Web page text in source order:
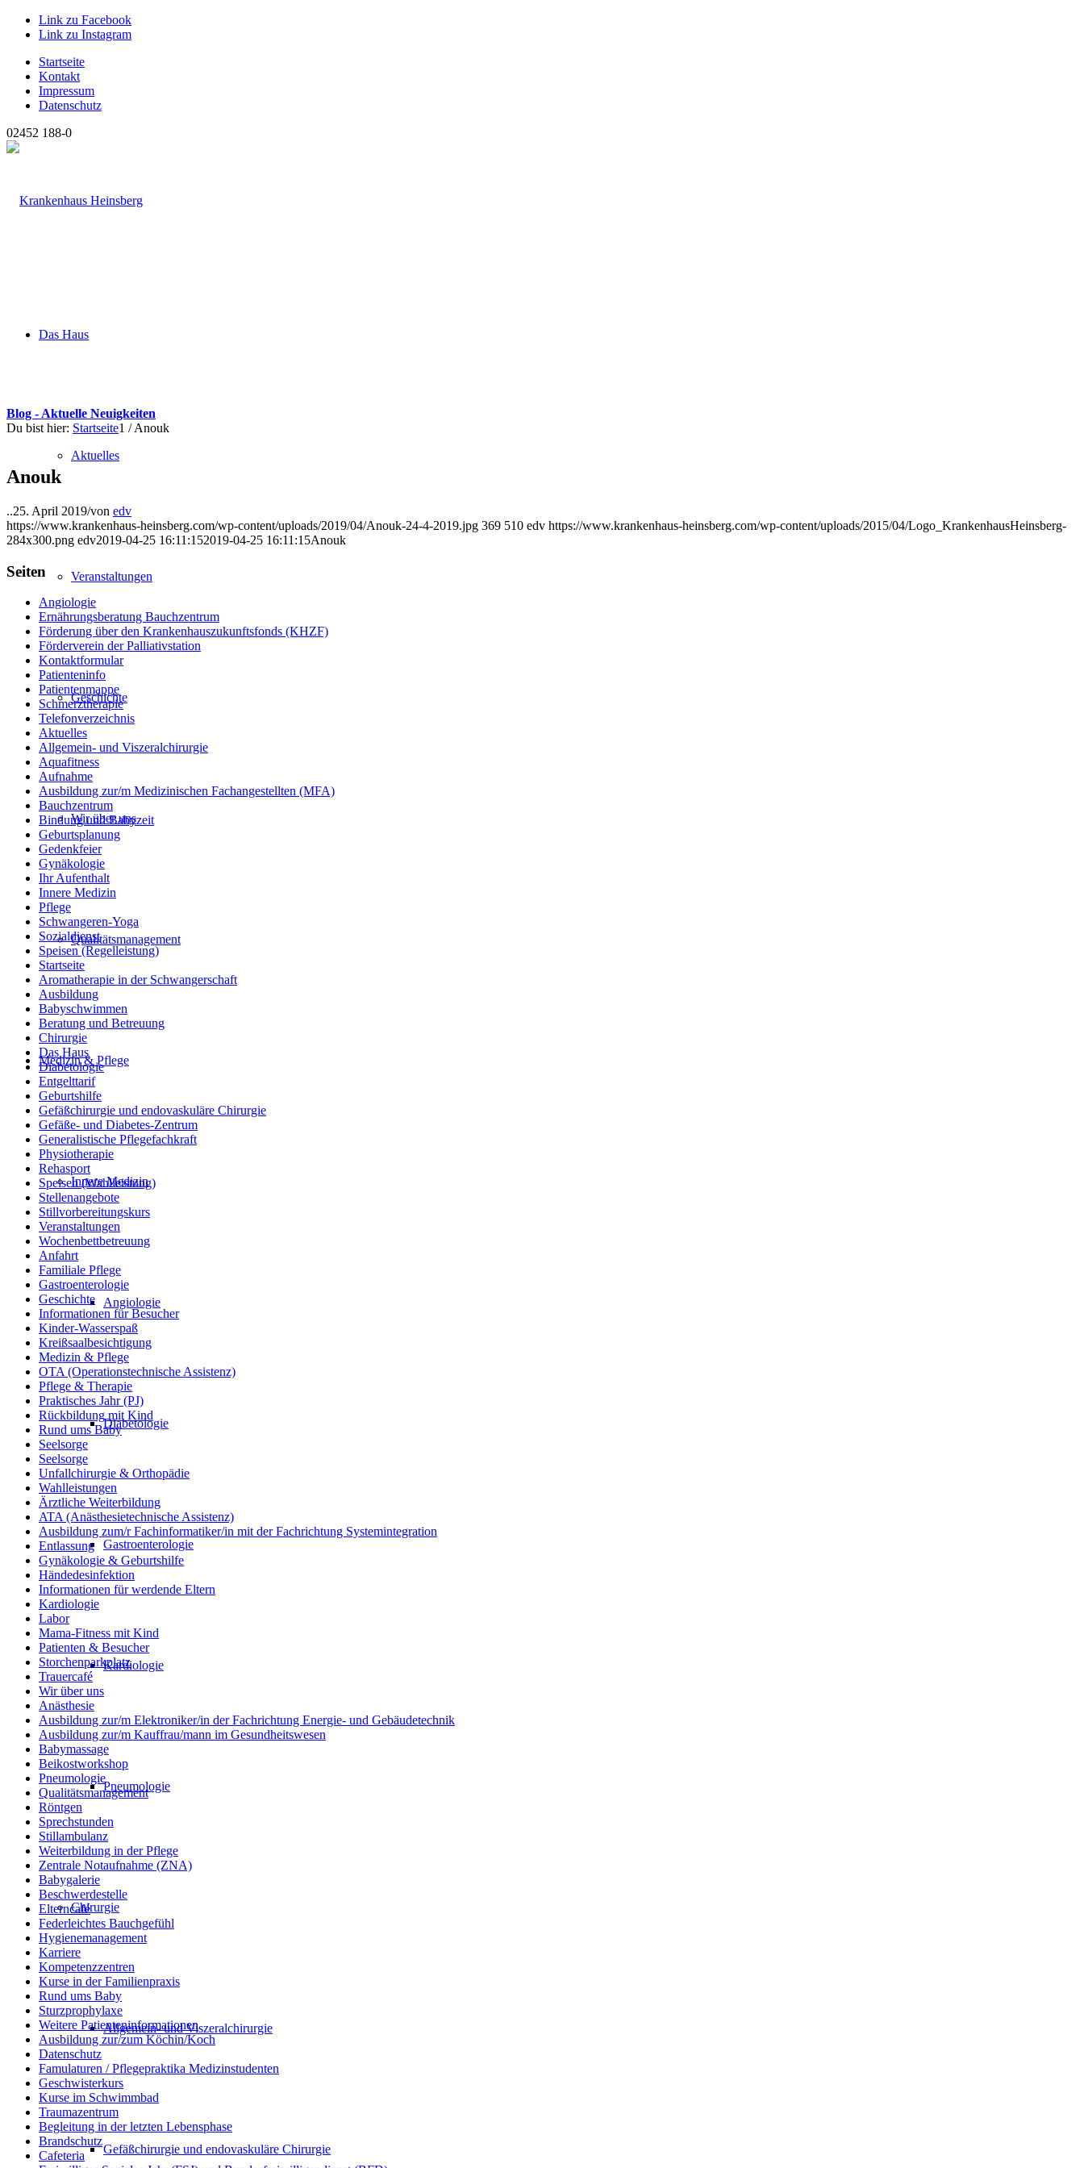
Link zu Facebook
Link zu Instagram
Startseite
Kontakt
Impressum
Datenschutz
02452 188-0
Das Haus
Aktuelles
Veranstaltungen
Geschichte
Wir über uns
Qualitätsmanagement
Medizin & Pflege
Innere Medizin
Angiologie
Diabetologie
Gastroenterologie
Kardiologie
Pneumologie
Chirurgie
Allgemein- und Viszeralchirurgie
Gefäßchirurgie und endovaskuläre Chirurgie
Blog - Aktuelle Neuigkeiten
Du bist hier: Startseite1 / Anouk
Anouk
..25. April 2019/von edv
https://www.krankenhaus-heinsberg.com/wp-content/uploads/2019/04/Anouk-24-4-2019.jpg 369 510 edv https://www.krankenhaus-heinsberg.com/wp-content/uploads/2015/04/Logo_KrankenhausHeinsberg-
284x300.png edv2019-04-25 16:11:152019-04-25 16:11:15Anouk
Seiten
Angiologie
Ernährungsberatung Bauchzentrum
Förderung über den Krankenhauszukunftsfonds (KHZF)
Förderverein der Palliativstation
Kontaktformular
Patienteninfo
Patientenmappe
Schmerztherapie
Telefonverzeichnis
Aktuelles
Allgemein- und Viszeralchirurgie
Aquafitness
Aufnahme
Ausbildung zur/m Medizinischen Fachangestellten (MFA)
Bauchzentrum
Bindung und Babyzeit
Geburtsplanung
Gedenkfeier
Gynäkologie
Ihr Aufenthalt
Innere Medizin
Pflege
Schwangeren-Yoga
Sozialdienst
Speisen (Regelleistung)
Startseite
Aromatherapie in der Schwangerschaft
Ausbildung
Babyschwimmen
Beratung und Betreuung
Chirurgie
Das Haus
Diabetologie
Entgelttarif
Geburtshilfe
Gefäßchirurgie und endovaskuläre Chirurgie
Gefäße- und Diabetes-Zentrum
Generalistische Pflegefachkraft
Physiotherapie
Rehasport
Speisen (Wahlleistung)
Stellenangebote
Stillvorbereitungskurs
Veranstaltungen
Wochenbettbetreuung
Anfahrt
Familiale Pflege
Gastroenterologie
Geschichte
Informationen für Besucher
Kinder-Wasserspaß
Kreißsaalbesichtigung
Medizin & Pflege
OTA (Operationstechnische Assistenz)
Pflege & Therapie
Praktisches Jahr (PJ)
Rückbildung mit Kind
Rund ums Baby
Seelsorge
Seelsorge
Unfallchirurgie & Orthopädie
Wahlleistungen
Ärztliche Weiterbildung
ATA (Anästhesietechnische Assistenz)
Ausbildung zum/r Fachinformatiker/in mit der Fachrichtung Systemintegration
Entlassung
Gynäkologie & Geburtshilfe
Händedesinfektion
Informationen für werdende Eltern
Kardiologie
Labor
Mama-Fitness mit Kind
Patienten & Besucher
Storchenparkplatz
Trauercafé
Wir über uns
Anästhesie
Ausbildung zur/m Elektroniker/in der Fachrichtung Energie- und Gebäudetechnik
Ausbildung zur/m Kauffrau/mann im Gesundheitswesen
Babymassage
Beikostworkshop
Pneumologie
Qualitätsmanagement
Röntgen
Sprechstunden
Stillambulanz
Weiterbildung in der Pflege
Zentrale Notaufnahme (ZNA)
Babygalerie
Beschwerdestelle
Elterncafé
Federleichtes Bauchgefühl
Hygienemanagement
Karriere
Kompetenzzentren
Kurse in der Familienpraxis
Rund ums Baby
Sturzprophylaxe
Weitere Patienteninformationen
Ausbildung zur/zum Köchin/Koch
Datenschutz
Famulaturen / Pflegepraktika Medizinstudenten
Geschwisterkurs
Kurse im Schwimmbad
Traumazentrum
Begleitung in der letzten Lebensphase
Brandschutz
Cafeteria